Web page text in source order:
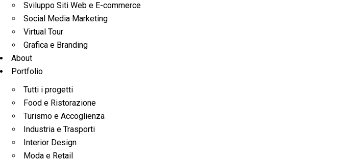
Sviluppo Siti Web e E-commerce
Social Media Marketing
Virtual Tour
Grafica e Branding
About
Portfolio
Tutti i progetti
Food e Ristorazione
Turismo e Accoglienza
Industria e Trasporti
Interior Design
Moda e Retail